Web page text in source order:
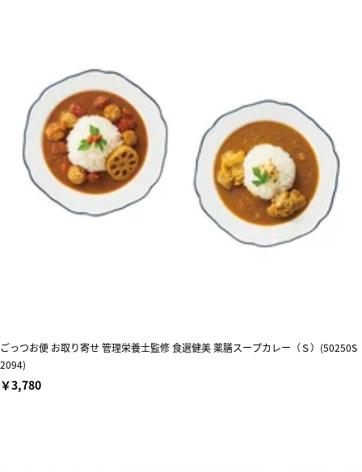
ごっつお便 お取り寄せ 管理栄養士監修 食選健美 薬膳スープカレー（Ｓ）(50250S
2094)
￥3,780